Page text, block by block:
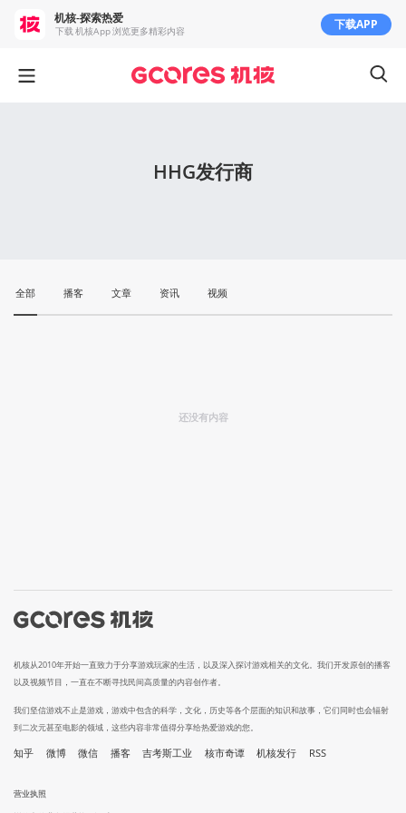
HHG发行商
全部 播客 文章 资讯 视频
还没有内容
机核从2010年开始一直致力于分享游戏玩家的生活，以及深入探讨游戏相关的文化。我们开发原创的播客
以及视频节目，一直在不断寻找民间高质量的内容创作者。
我们坚信游戏不止是游戏，游戏中包含的科学，文化，历史等各个层面的知识和故事，它们同时也会辐射
到二次元甚至电影的领域，这些内容非常值得分享给热爱游戏的您。
知乎 微博 微信 播客 吉考斯工业 核市奇谭 机核发行 RSS
营业执照
机核-探索热爱
下载 机核App 浏览更多精彩内容 下载APP